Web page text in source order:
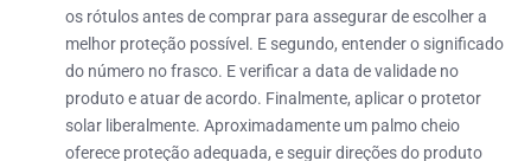
os rótulos antes de comprar para assegurar de escolher a
melhor proteção possível. E segundo, entender o significado
do número no frasco. E verificar a data de validade no
produto e atuar de acordo. Finalmente, aplicar o protetor
solar liberalmente. Aproximadamente um palmo cheio
oferece proteção adequada, e seguir direções do produto